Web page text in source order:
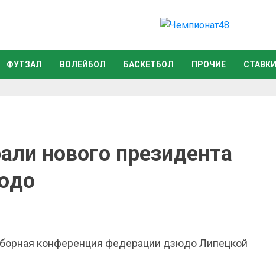
ФУТЗАЛ ВОЛЕЙБОЛ БАСКЕТБОЛ ПРОЧИЕ СТАВКИ
нового президента
конференция федерации дзюдо Липецкой